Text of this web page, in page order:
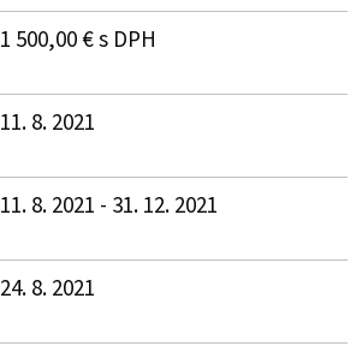
1 500,00 € s DPH
11. 8. 2021
11. 8. 2021 - 31. 12. 2021
24. 8. 2021